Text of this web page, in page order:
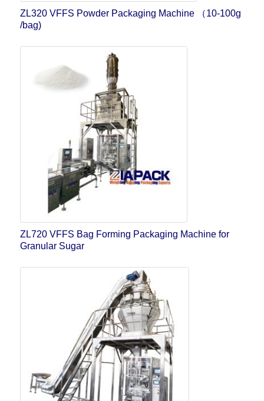
ZL320 VFFS Powder Packaging Machine （10-100g
/bag)
ZL720 VFFS Bag Forming Packaging Machine for
Granular Sugar